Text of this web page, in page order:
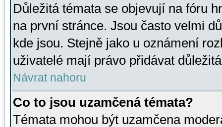
Důležitá témata se objevují na fóru
na první stránce. Jsou často velmi
kde jsou. Stejně jako u oznámení
uživatelé mají právo přidávat
Návrat nahoru
Co to jsou uzamčená témata?
Témata mohou být uzamčena